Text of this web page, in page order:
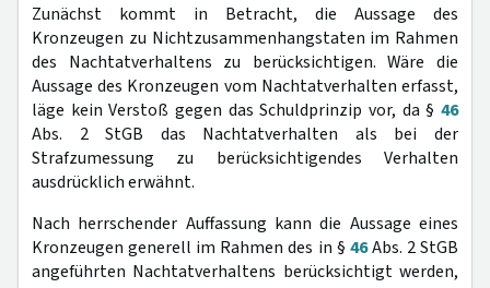
Zunächst kommt in Betracht, die Aussage des
Kronzeugen zu Nichtzusammenhangstaten im Rahmen
des Nachtatverhaltens zu berücksichtigen. Wäre die
Aussage des Kronzeugen vom Nachtatverhalten erfasst,
läge kein Verstoß gegen das Schuldprinzip vor, da § 46
Abs. 2 StGB das Nachtatverhalten als bei der
Strafzumessung zu berücksichtigendes Verhalten
ausdrücklich erwähnt.
Nach herrschender Auffassung kann die Aussage eines
Kronzeugen generell im Rahmen des in § 46Abs. 2 StGB
angeführten Nachtatverhaltens berücksichtigt werden,